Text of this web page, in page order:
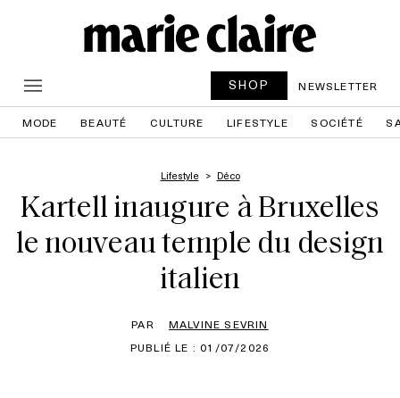
SHOP NEWSLETTER
MODE BEAUTÉ CULTURE LIFESTYLE SOCIÉTÉ
Lifestyle Déco
Kartell inaugure à Bruxelles
le nouveau temple du design
italien
PAR
MALVINE SEVRIN
PUBLIÉ LE : 01/07/2026